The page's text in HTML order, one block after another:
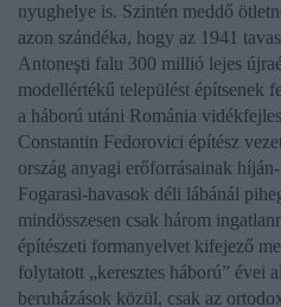
nyughelye is. Szintén meddő
azon szándéka, hogy az 1941
Antoneşti falu 300 millió lejes
modellértékű települést építsenek
a háború utáni Románia
Constantin Fedorovici építész
ország anyagi erőforrásainak
Fogarasi-havasok déli lábánál
mindösszesen csak három
építészeti formanyelvet kifejező
folytatott „keresztes háború” évei
beruházások közül, csak az